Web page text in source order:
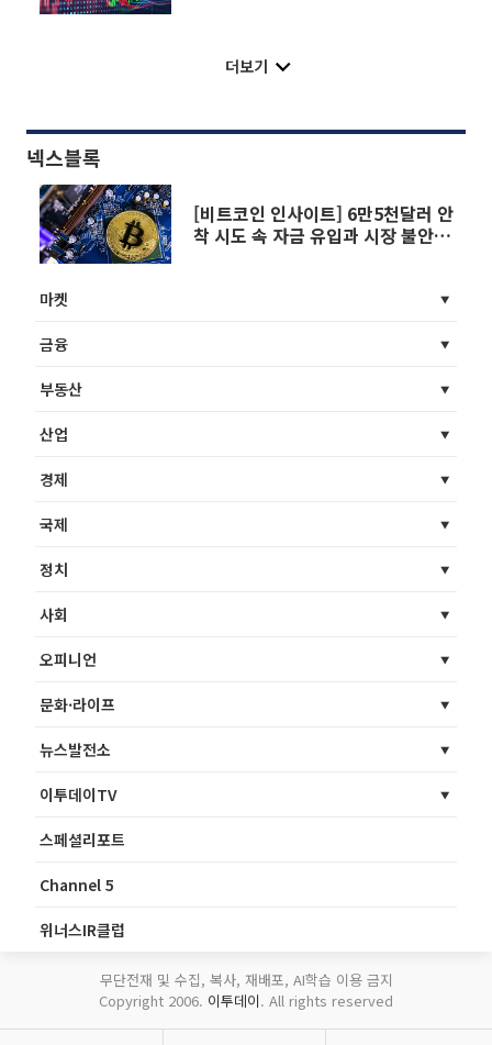
더보기
넥스블록
[비트코인 인사이트] 6만5천달러 안
착 시도 속 자금 유입과 시장 불안 교
마켓
금융
부동산
산업
경제
국제
정치
사회
오피니언
문화·라이프
뉴스발전소
이투데이TV
스페셜리포트
Channel 5
위너스IR클럽
무단전재 및 수집, 복사, 재배포, AI학습 이용 금지
Copyright 2006. 이투데이. All rights reserved